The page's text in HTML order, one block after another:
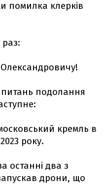
помилка клерків
подолання
кремль в
року.
останні два з
дрони, що